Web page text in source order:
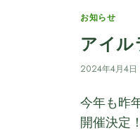
Categories
お知らせ
アイル
2024年4月4日
今年も昨
開催決定